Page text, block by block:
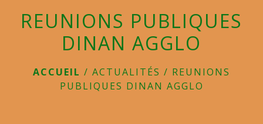
REUNIONS PUBLIQUES
DINAN AGGLO
ACCUEIL / ACTUALITÉS / REUNIONS
PUBLIQUES DINAN AGGLO